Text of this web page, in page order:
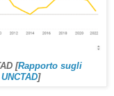
[Rapporto sugli
]